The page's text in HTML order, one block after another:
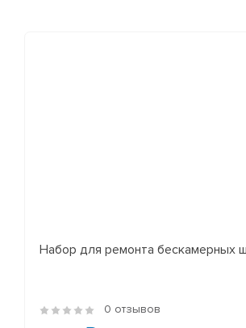
Набор для ремонта бескамерных
0 отзывов